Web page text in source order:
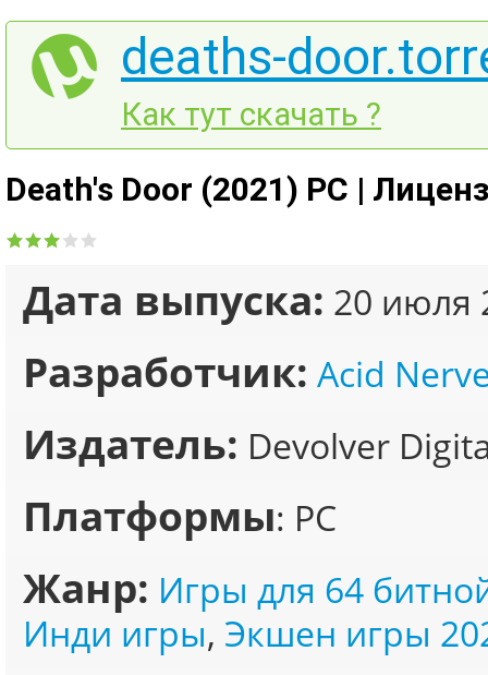
deaths-
Как тут скачать ?
Death's Door (2021) PC |
Дата выпуска: 20 июля
Разработчик: Acid
Издатель: Devolver
Платформы: PC
Жанр: Игры для 64
Инди игры, Экшен игры